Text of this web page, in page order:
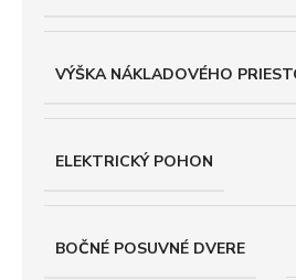
VÝŠKA NÁKLADOVÉHO
ELEKTRICKÝ POHON
BOČNÉ POSUVNÉ DVERE